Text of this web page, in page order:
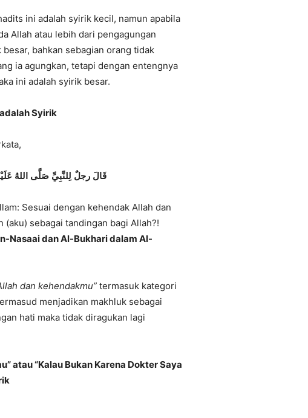
ini adalah syirik kecil, namun apabila
Allah atau lebih dari pengagungan
bahkan sebagian orang tidak
ia agungkan, tetapi dengan entengnya
ini adalah syirik besar.
Syirik
قَالَ رجلٌ لِلنَّبِيِّ صَلَّى اللهُ
Sesuai dengan kehendak Allah dan
(aku) sebagai tandingan bagi Allah?!
Nasaai dan Al-Bukhari dalam Al-
dan kehendakmu” termasuk kategori
menjadikan makhluk sebagai
hati maka tidak diragukan lagi
atau “Kalau Bukan Karena Dokter Saya